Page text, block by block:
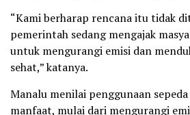
“Kami berharap rencana itu tidak
pemerintah sedang mengajak
untuk mengurangi emisi dan
sehat,” katanya.
Manalu menilai penggunaan
manfaat, mulai dari mengurangi